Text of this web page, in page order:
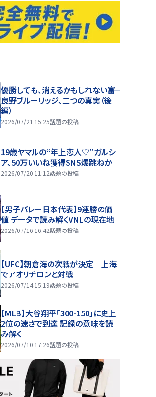
優勝しても、消えるかもしれない――富
良野ブルーリッジ、二つの真実（後
編）
2026/07/21 15:25話題の投稿
19歳ヤマルの“年上恋人♡”ガルシ
ア、50万いいね獲得SNS爆跳ねか
2026/07/20 11:12話題の投稿
【男子バレー日本代表】9連勝の価
値 データで読み解くVNLの現在地
2026/07/16 16:42話題の投稿
【UFC】朝倉海の次戦が決定 上海
でアオリチロンと対戦
2026/07/14 15:19話題の投稿
【MLB】大谷翔平「300-150」に史上
2位の速さで到達 記録の意味を読
み解く
2026/07/10 17:26話題の投稿